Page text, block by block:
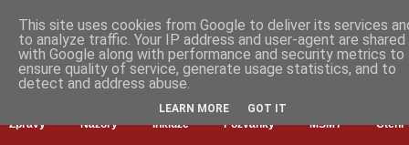
Zprávy Názory Inkluze Pozvánky MŠMT Čtení
This site uses cookies from Google to deliver its services
to analyze traffic. Your IP address and user-agent are shared
with Google along with performance and security metrics to
ensure quality of service, generate usage statistics, and to
detect and address abuse.
LEARN MORE GOT IT